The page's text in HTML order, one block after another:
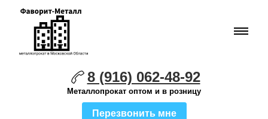
8 (916) 062-48-92
Металлопрокат оптом и в розницу
Перезвонить мне